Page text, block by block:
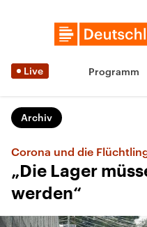
Live Programm
Archiv
Corona und die
„Die Lager
werden“